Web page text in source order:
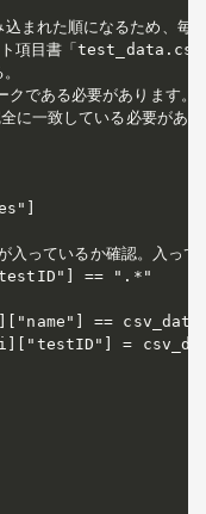
まれた順になるため、毎
項目書「test_data.csv
である必要があります。
一致している必要があ
ているか確認。入って
== ".*"
==
=